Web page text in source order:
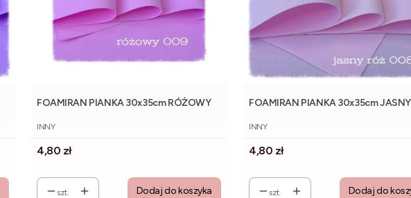
FOAMIRAN PIANKA 30x35cm RÓŻOWY
PRODUCENT
INNY
Cena
4,80 zł
szt. Dodaj do koszyka
FOAMIRAN PIANKA 30x35cm
PRODUCENT
INNY
Cena
4,80 zł
szt. Dodaj do